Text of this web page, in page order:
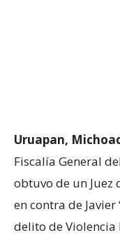
Uruapan,
Fiscalía General
obtuvo de un Juez
en contra de
delito de Violencia